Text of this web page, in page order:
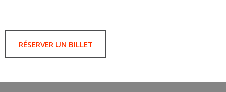
RÉSERVER UN BILLET